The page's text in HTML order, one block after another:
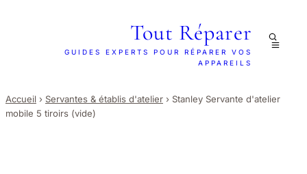
Tout Réparer
GUIDES EXPERTS POUR RÉPARER VOS
APPAREILS
Accueil › Servantes & établis d'atelier › Stanley Servante d'atelier
mobile 5 tiroirs (vide)